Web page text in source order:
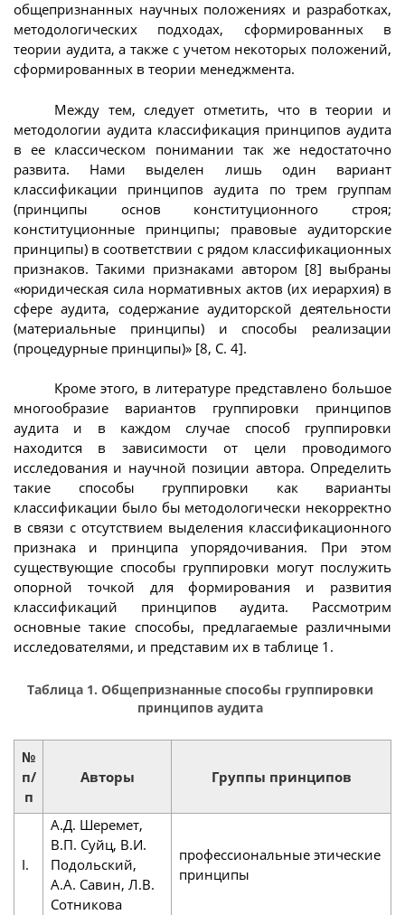
общепризнанных научных положениях и разработках,
методологических подходах, сформированных в
теории аудита, а также с учетом некоторых положений,
сформированных в теории менеджмента.
Между тем, следует отметить, что в теории и
методологии аудита классификация принципов аудита
в ее классическом понимании так же недостаточно
развита. Нами выделен лишь один вариант
классификации принципов аудита по трем группам
(принципы основ конституционного строя;
конституционные принципы; правовые аудиторские
принципы) в соответствии с рядом классификационных
признаков. Такими признаками автором [8] выбраны
«юридическая сила нормативных актов (их иерархия) в
сфере аудита, содержание аудиторской деятельности
(материальные принципы) и способы реализации
(процедурные принципы)» [8, С. 4].
Кроме этого, в литературе представлено большое
многообразие вариантов группировки принципов
аудита и в каждом случае способ группировки
находится в зависимости от цели проводимого
исследования и научной позиции автора. Определить
такие способы группировки как варианты
классификации было бы методологически некорректно
в связи с отсутствием выделения классификационного
признака и принципа упорядочивания. При этом
существующие способы группировки могут послужить
опорной точкой для формирования и развития
классификаций принципов аудита. Рассмотрим
основные такие способы, предлагаемые различными
исследователями, и представим их в таблице 1.
Таблица 1. Общепризнанные способы группировки
принципов аудита
№
п/
п
Авторы Группы принципов
I.
A.Д. Шеремет,
В.П. Суйц, B.И.
Подольский,
А.А. Савин, Л.В.
Сотникова
профессиональные этические
принципы